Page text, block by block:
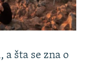
šta se zna o